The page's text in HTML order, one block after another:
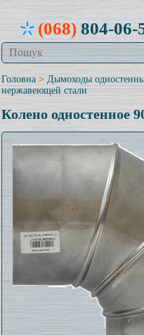
(068)804-06-
Головна> Дымоходы
нержавеющей стали
Колено одностенное